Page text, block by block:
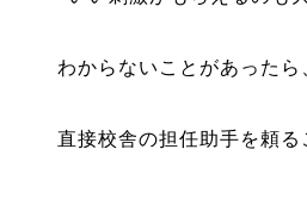
わからないことがあったら
直接校舎の担任助手を頼る